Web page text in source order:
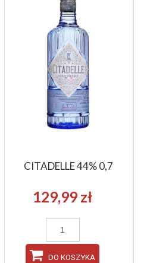
CITADELLE 44% 0,7
129,99 zł
DO KOSZYKA